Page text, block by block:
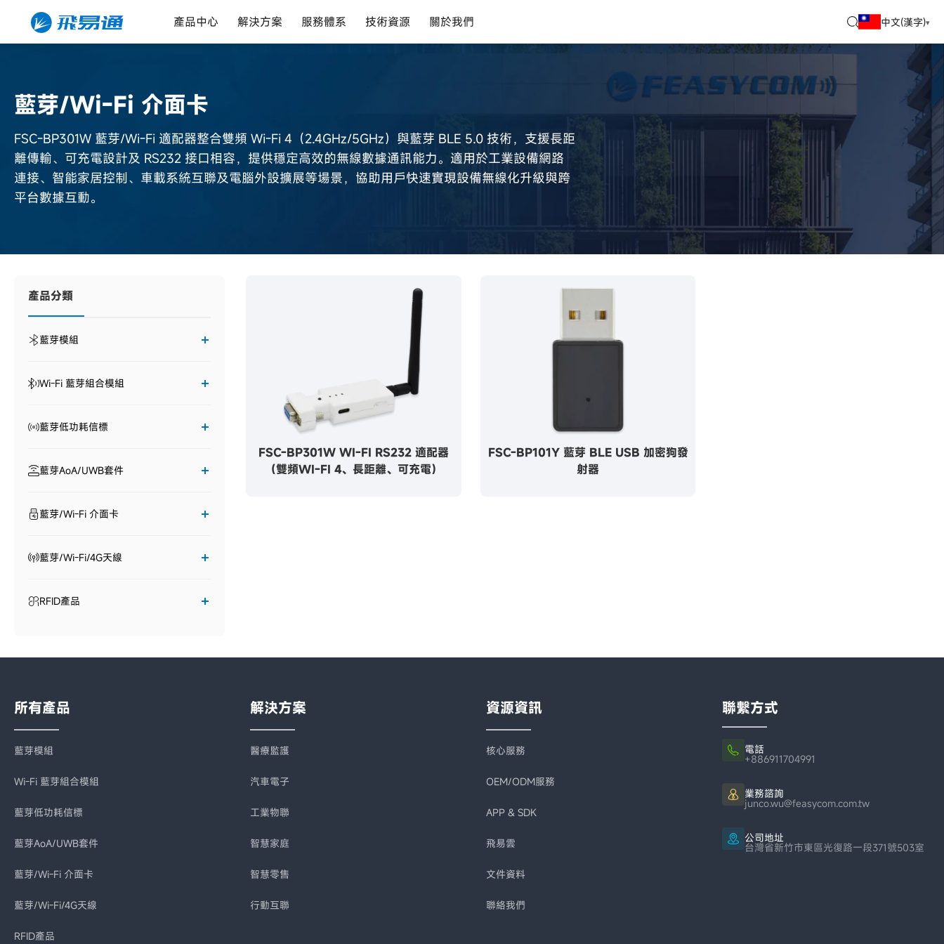
產品中心 解決方案 服務體系 技術資源 關於我們 中文(漢字)
藍芽/Wi-Fi 介面卡
FSC-BP301W 藍芽/Wi-Fi 適配器整合雙頻 Wi-Fi 4（2.4GHz/5GHz）與藍芽 BLE 5.0 技術，支援長距
離傳輸、可充電設計及 RS232 接口相容，提供穩定高效的無線數據通訊能力。適用於工業設備網路
連接、智能家居控制、車載系統互聯及電腦外設擴展等場景，協助用戶快速實現設備無線化升級與跨
平台數據互動。
產品分類
藍芽模組
Wi-Fi 藍芽組合模組
藍芽低功耗信標
藍芽AoA/UWB套件
藍芽/Wi-Fi 介面卡
藍芽/Wi-Fi/4G天線
RFID產品
FSC-BP301W WI-FI RS232 適配器
（雙頻WI-FI 4、長距離、可充電）
FSC-BP101Y 藍芽 BLE USB 加密狗發
射器
所有產品
藍芽模組
Wi-Fi 藍芽組合模組
藍芽低功耗信標
藍芽AoA/UWB套件
藍芽/Wi-Fi 介面卡
藍芽/Wi-Fi/4G天線
RFID產品
解決方案
醫療監護
汽車電子
工業物聯
智慧家庭
智慧零售
行動互聯
資源資訊
核心服務
OEM/ODM服務
APP & SDK
飛易雲
文件資料
聯絡我們
聯繫方式
電話
+886911704991
業務諮詢
junco.wu@feasycom.com.tw
公司地址
台灣省新竹市東區光復路一段371號503室